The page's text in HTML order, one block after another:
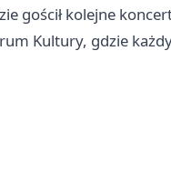
gościł kolejne
Kultury, gdzie